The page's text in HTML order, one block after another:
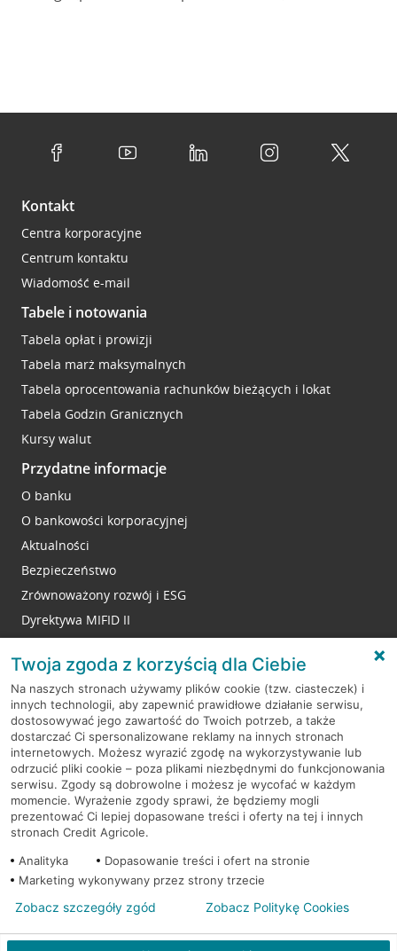
Kontakt
Centra korporacyjne
Centrum kontaktu
Wiadomość e-mail
Tabele i notowania
Tabela opłat i prowizji
Tabela marż maksymalnych
Tabela oprocentowania rachunków bieżących i lokat
Tabela Godzin Granicznych
Kursy walut
Przydatne informacje
O banku
O bankowości korporacyjnej
Aktualności
Bezpieczeństwo
Zrównoważony rozwój i ESG
Dyrektywa MIFID II
RODO
Regulamin serwisu
Mapa serwisu
PolitykaCookies
© 2026 Credit Agricole Bank Polska S.A. Wszelkie prawa zastrzeżone
Twoja zgoda z korzyścią dla Ciebie
Na naszych stronach używamy plików cookie (tzw. ciasteczek) i
innych technologii, aby zapewnić prawidłowe działanie serwisu,
dostosowywać jego zawartość do Twoich potrzeb, a także
dostarczać Ci spersonalizowane reklamy na innych stronach
internetowych. Możesz wyrazić zgodę na wykorzystywanie lub
odrzucić pliki cookie – poza plikami niezbędnymi do funkcjonowania
serwisu. Zgody są dobrowolne i możesz je wycofać w każdym
momencie. Wyrażenie zgody sprawi, że będziemy mogli
prezentować Ci lepiej dopasowane treści i oferty na tej i innych
stronach Credit Agricole.
Analityka
Dopasowanie treści i ofert na stronie
Marketing wykonywany przez strony trzecie
Zobacz szczegóły zgód Zobacz Politykę Cookies